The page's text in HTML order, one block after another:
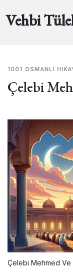
Vehbi
1001 OSMANLI
Çelebi
Çelebi Mehmed Ve